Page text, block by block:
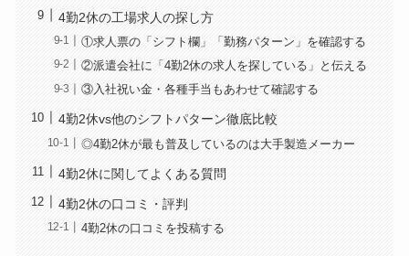
4勤2休の工場求人の探し方
①求人票の「シフト欄」「勤務パターン」を確認する
②派遣会社に「4勤2休の求人を探している」と伝える
③入社祝い金・各種手当もあわせて確認する
4勤2休vs他のシフトパターン徹底比較
◎4勤2休が最も普及しているのは大手製造メーカー
4勤2休に関してよくある質問
4勤2休の口コミ・評判
4勤2休の口コミを投稿する